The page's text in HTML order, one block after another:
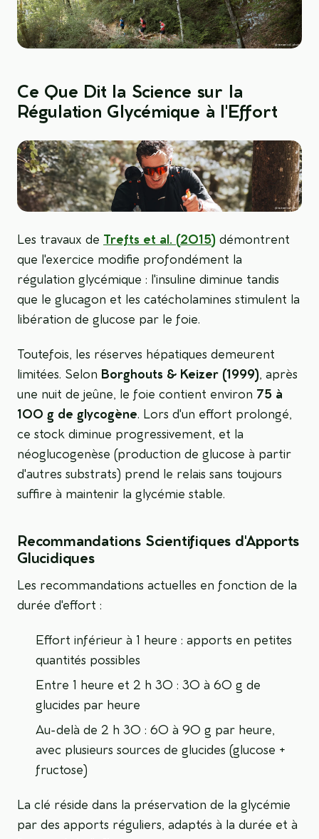
Ce Que Dit la Science sur la
Régulation Glycémique à l'Effort
Les travaux de Trefts et al. (2015) démontrent
que l'exercice modifie profondément la
régulation glycémique : l'insuline diminue tandis
que le glucagon et les catécholamines stimulent la
libération de glucose par le foie.
Toutefois, les réserves hépatiques demeurent
limitées. Selon Borghouts & Keizer (1999), après
une nuit de jeûne, le foie contient environ 75 à
100 g de glycogène. Lors d'un effort prolongé,
ce stock diminue progressivement, et la
néoglucogenèse (production de glucose à partir
d'autres substrats) prend le relais sans toujours
suffire à maintenir la glycémie stable.
Recommandations Scientifiques d'Apports
Glucidiques
Les recommandations actuelles en fonction de la
durée d'effort :
Effort inférieur à 1 heure : apports en petites
quantités possibles
Entre 1 heure et 2 h 30 : 30 à 60 g de
glucides par heure
Au-delà de 2 h 30 : 60 à 90 g par heure,
avec plusieurs sources de glucides (glucose +
fructose)
La clé réside dans la préservation de la glycémie
par des apports réguliers, adaptés à la durée et à